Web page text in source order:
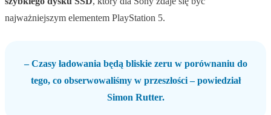
najważniejszym elementem PlayStation 5.
– Czasy ładowania będą bliskie zeru w porównaniu do
tego, co obserwowaliśmy w przeszłości – powiedział
Simon Rutter.